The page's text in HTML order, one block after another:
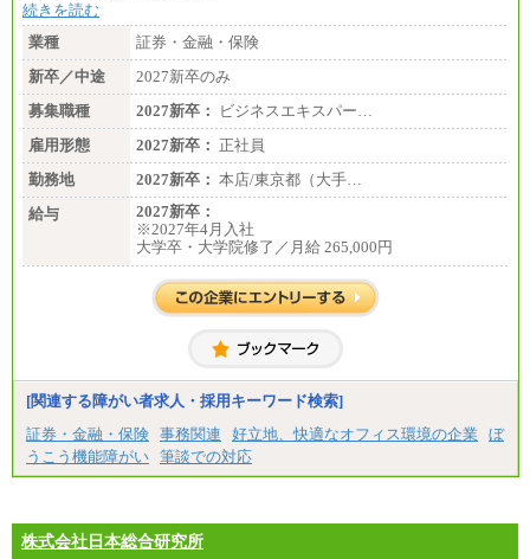
続きを読む
業種
証券・金融・保険
新卒／中途
2027新卒のみ
募集職種
2027新卒：
ビジネスエキスパー…
雇用形態
2027新卒： 正社員
勤務地
2027新卒： 本店/東京都（大手…
給与
2027新卒：
※2027年4月入社
大学卒・大学院修了／月給 265,000円
[関連する障がい者求人・採用キーワード検索]
証券・金融・保険 事務関連 好立地、快適なオフィス環境の企業
ぼ
うこう機能障がい 筆談での対応
株式会社日本総合研究所